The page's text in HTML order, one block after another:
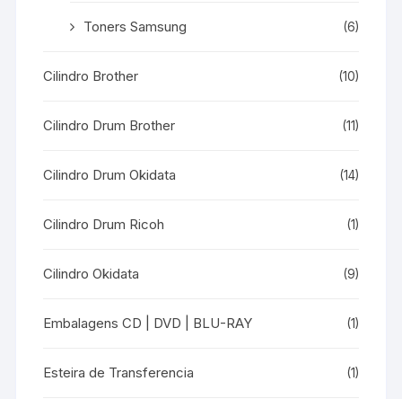
Toners Samsung (6)
Cilindro Brother (10)
Cilindro Drum Brother (11)
Cilindro Drum Okidata (14)
Cilindro Drum Ricoh (1)
Cilindro Okidata (9)
Embalagens CD | DVD | BLU-RAY (1)
Esteira de Transferencia (1)